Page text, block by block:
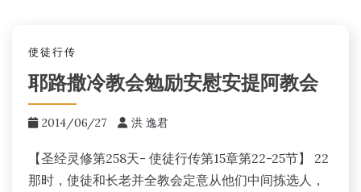
使徒行传
耶路撒冷教会勉励安慰安提阿教会
2014/06/27 洪 逸君
【圣经灵修第258天- 使徒行传第15章第22-25节】 22
那时，使徒和长老并全教会定意从他们中间拣选人，